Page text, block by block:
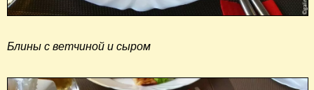
Блины с ветчиной и сыром